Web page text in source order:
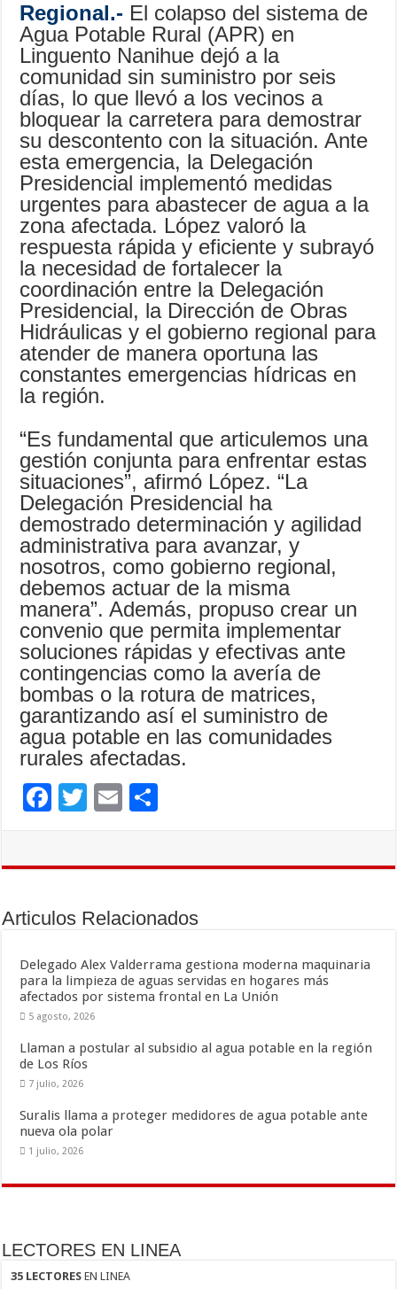
Regional.- El colapso del sistema de
Agua Potable Rural (APR) en
Linguento Nanihue dejó a la
comunidad sin suministro por seis
días, lo que llevó a los vecinos a
bloquear la carretera para demostrar
su descontento con la situación. Ante
esta emergencia, la Delegación
Presidencial implementó medidas
urgentes para abastecer de agua a la
zona afectada. López valoró la
respuesta rápida y eficiente y subrayó
la necesidad de fortalecer la
coordinación entre la Delegación
Presidencial, la Dirección de Obras
Hidráulicas y el gobierno regional para
atender de manera oportuna las
constantes emergencias hídricas en
la región.
“Es fundamental que articulemos una
gestión conjunta para enfrentar estas
situaciones”, afirmó López. “La
Delegación Presidencial ha
demostrado determinación y agilidad
administrativa para avanzar, y
nosotros, como gobierno regional,
debemos actuar de la misma
manera”. Además, propuso crear un
convenio que permita implementar
soluciones rápidas y efectivas ante
contingencias como la avería de
bombas o la rotura de matrices,
garantizando así el suministro de
agua potable en las comunidades
rurales afectadas.
F
o
k
T
E
ar
r
Articulos Relacionados
Delegado Alex Valderrama gestiona moderna maquinaria
para la limpieza de aguas servidas en hogares más
afectados por sistema frontal en La Unión
5 agosto, 2026
Llaman a postular al subsidio al agua potable en la región
de Los Ríos
7 julio, 2026
Suralis llama a proteger medidores de agua potable ante
nueva ola polar
1 julio, 2026
LECTORES EN LINEA
35 LECTORES EN LINEA